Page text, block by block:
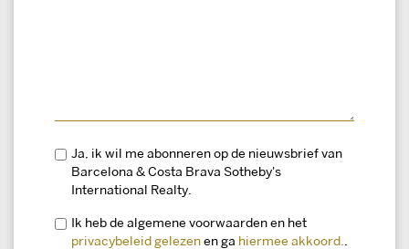
Ja, ik wil me abonneren op de nieuwsbrief van
Barcelona & Costa Brava Sotheby's
International Realty.
Ik heb de algemene voorwaarden en het
privacybeleid gelezen en ga hiermee akkoord.